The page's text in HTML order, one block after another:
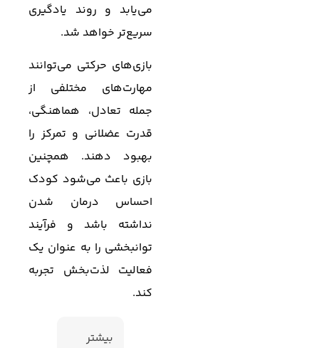
می‌یابد و روند یادگیری
سریع‌تر خواهد شد.
بازی‌های حرکتی می‌توانند
مهارت‌های مختلفی از
جمله تعادل، هماهنگی،
قدرت عضلانی و تمرکز را
بهبود دهند. همچنین
بازی باعث می‌شود کودک
احساس درمان شدن
نداشته باشد و فرآیند
توانبخشی را به عنوان یک
فعالیت لذت‌بخش تجربه
کند.
بیشتر